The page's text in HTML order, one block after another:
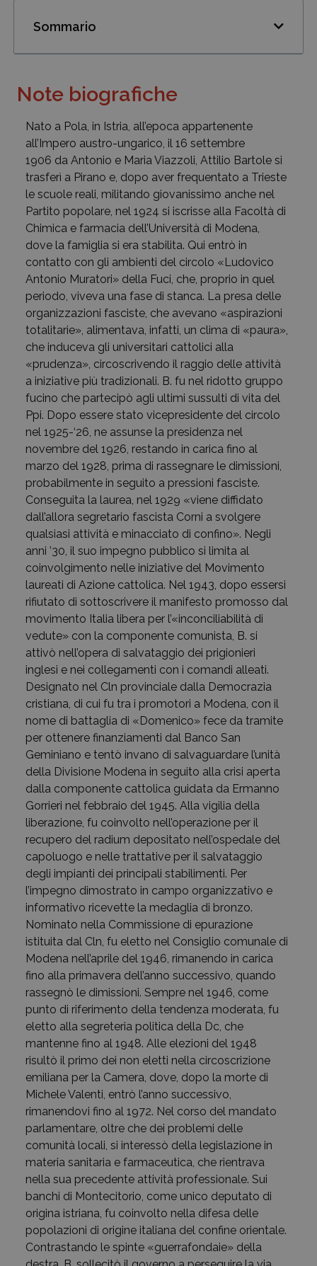
Sommario
Note biografiche
Nato a Pola, in Istria, all’epoca appartenente
all’Impero austro-ungarico, il 16 settembre
1906 da Antonio e Maria Viazzoli, Attilio Bartole si
trasferì a Pirano e, dopo aver frequentato a Trieste
le scuole reali, militando giovanissimo anche nel
Partito popolare, nel 1924 si iscrisse alla Facoltà di
Chimica e farmacia dell’Università di Modena,
dove la famiglia si era stabilita. Qui entrò in
contatto con gli ambienti del circolo «Ludovico
Antonio Muratori» della Fuci, che, proprio in quel
periodo, viveva una fase di stanca. La presa delle
organizzazioni fasciste, che avevano «aspirazioni
totalitarie», alimentava, infatti, un clima di «paura»,
che induceva gli universitari cattolici alla
«prudenza», circoscrivendo il raggio delle attività
a iniziative più tradizionali. B. fu nel ridotto gruppo
fucino che partecipò agli ultimi sussulti di vita del
Ppi. Dopo essere stato vicepresidente del circolo
nel 1925-‘26, ne assunse la presidenza nel
novembre del 1926, restando in carica fino al
marzo del 1928, prima di rassegnare le dimissioni,
probabilmente in seguito a pressioni fasciste.
Conseguita la laurea, nel 1929 «viene diffidato
dall’allora segretario fascista Corni a svolgere
qualsiasi attività e minacciato di confino». Negli
anni ’30, il suo impegno pubblico si limita al
coinvolgimento nelle iniziative del Movimento
laureati di Azione cattolica. Nel 1943, dopo essersi
rifiutato di sottoscrivere il manifesto promosso dal
movimento Italia libera per l’«inconciliabilità di
vedute» con la componente comunista, B. si
attivò nell’opera di salvataggio dei prigionieri
inglesi e nei collegamenti con i comandi alleati.
Designato nel Cln provinciale dalla Democrazia
cristiana, di cui fu tra i promotori a Modena, con il
nome di battaglia di «Domenico» fece da tramite
per ottenere finanziamenti dal Banco San
Geminiano e tentò invano di salvaguardare l’unità
della Divisione Modena in seguito alla crisi aperta
dalla componente cattolica guidata da Ermanno
Gorrieri nel febbraio del 1945. Alla vigilia della
liberazione, fu coinvolto nell’operazione per il
recupero del radium depositato nell’ospedale del
capoluogo e nelle trattative per il salvataggio
degli impianti dei principali stabilimenti. Per
l’impegno dimostrato in campo organizzativo e
informativo ricevette la medaglia di bronzo.
Nominato nella Commissione di epurazione
istituita dal Cln, fu eletto nel Consiglio comunale di
Modena nell’aprile del 1946, rimanendo in carica
fino alla primavera dell’anno successivo, quando
rassegnò le dimissioni. Sempre nel 1946, come
punto di riferimento della tendenza moderata, fu
eletto alla segreteria politica della Dc, che
mantenne fino al 1948. Alle elezioni del 1948
risultò il primo dei non eletti nella circoscrizione
emiliana per la Camera, dove, dopo la morte di
Michele Valenti, entrò l’anno successivo,
rimanendovi fino al 1972. Nel corso del mandato
parlamentare, oltre che dei problemi delle
comunità locali, si interessò della legislazione in
materia sanitaria e farmaceutica, che rientrava
nella sua precedente attività professionale. Sui
banchi di Montecitorio, come unico deputato di
origina istriana, fu coinvolto nella difesa delle
popolazioni di origine italiana del confine orientale.
Contrastando le spinte «guerrafondaie» della